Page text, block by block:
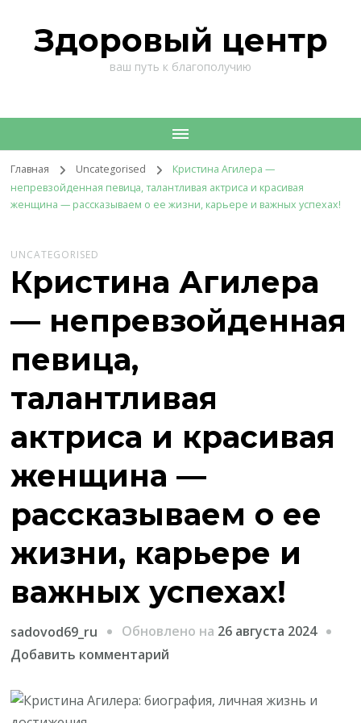
Здоровый центр
ваш путь к благополучию
Главная Uncategorised
Кристина Агилера —
непревзойденная певица, талантливая актриса и красивая
женщина — рассказываем о ее жизни, карьере и важных успехах!
UNCATEGORISED
Кристина Агилера
— непревзойденная
певица,
талантливая
актриса и красивая
женщина —
рассказываем о ее
жизни, карьере и
важных успехах!
sadovod69_ru Обновлено на 26 августа 2024
Добавить комментарий
Кристина